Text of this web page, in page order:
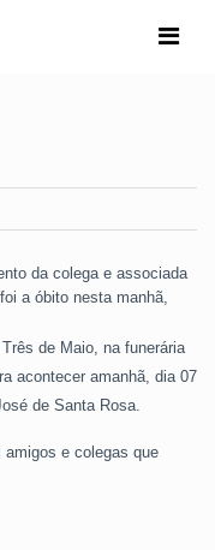
da colega e associada
a óbito nesta manhã,
de Maio, na funerária
acontecer amanhã, dia 07
de Santa Rosa.
e colegas que